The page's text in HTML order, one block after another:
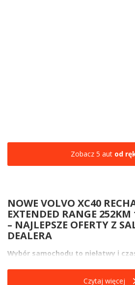
Zobacz 5 aut od
NOWE VOLVO XC40
EXTENDED RANGE
– NAJLEPSZE OFERTY Z
DEALERA
Wybór samochodu to niełatwy i
producentów i analizowaniu wad i
oglądanych modeli. Gdy już jednak
Czytaj więcej